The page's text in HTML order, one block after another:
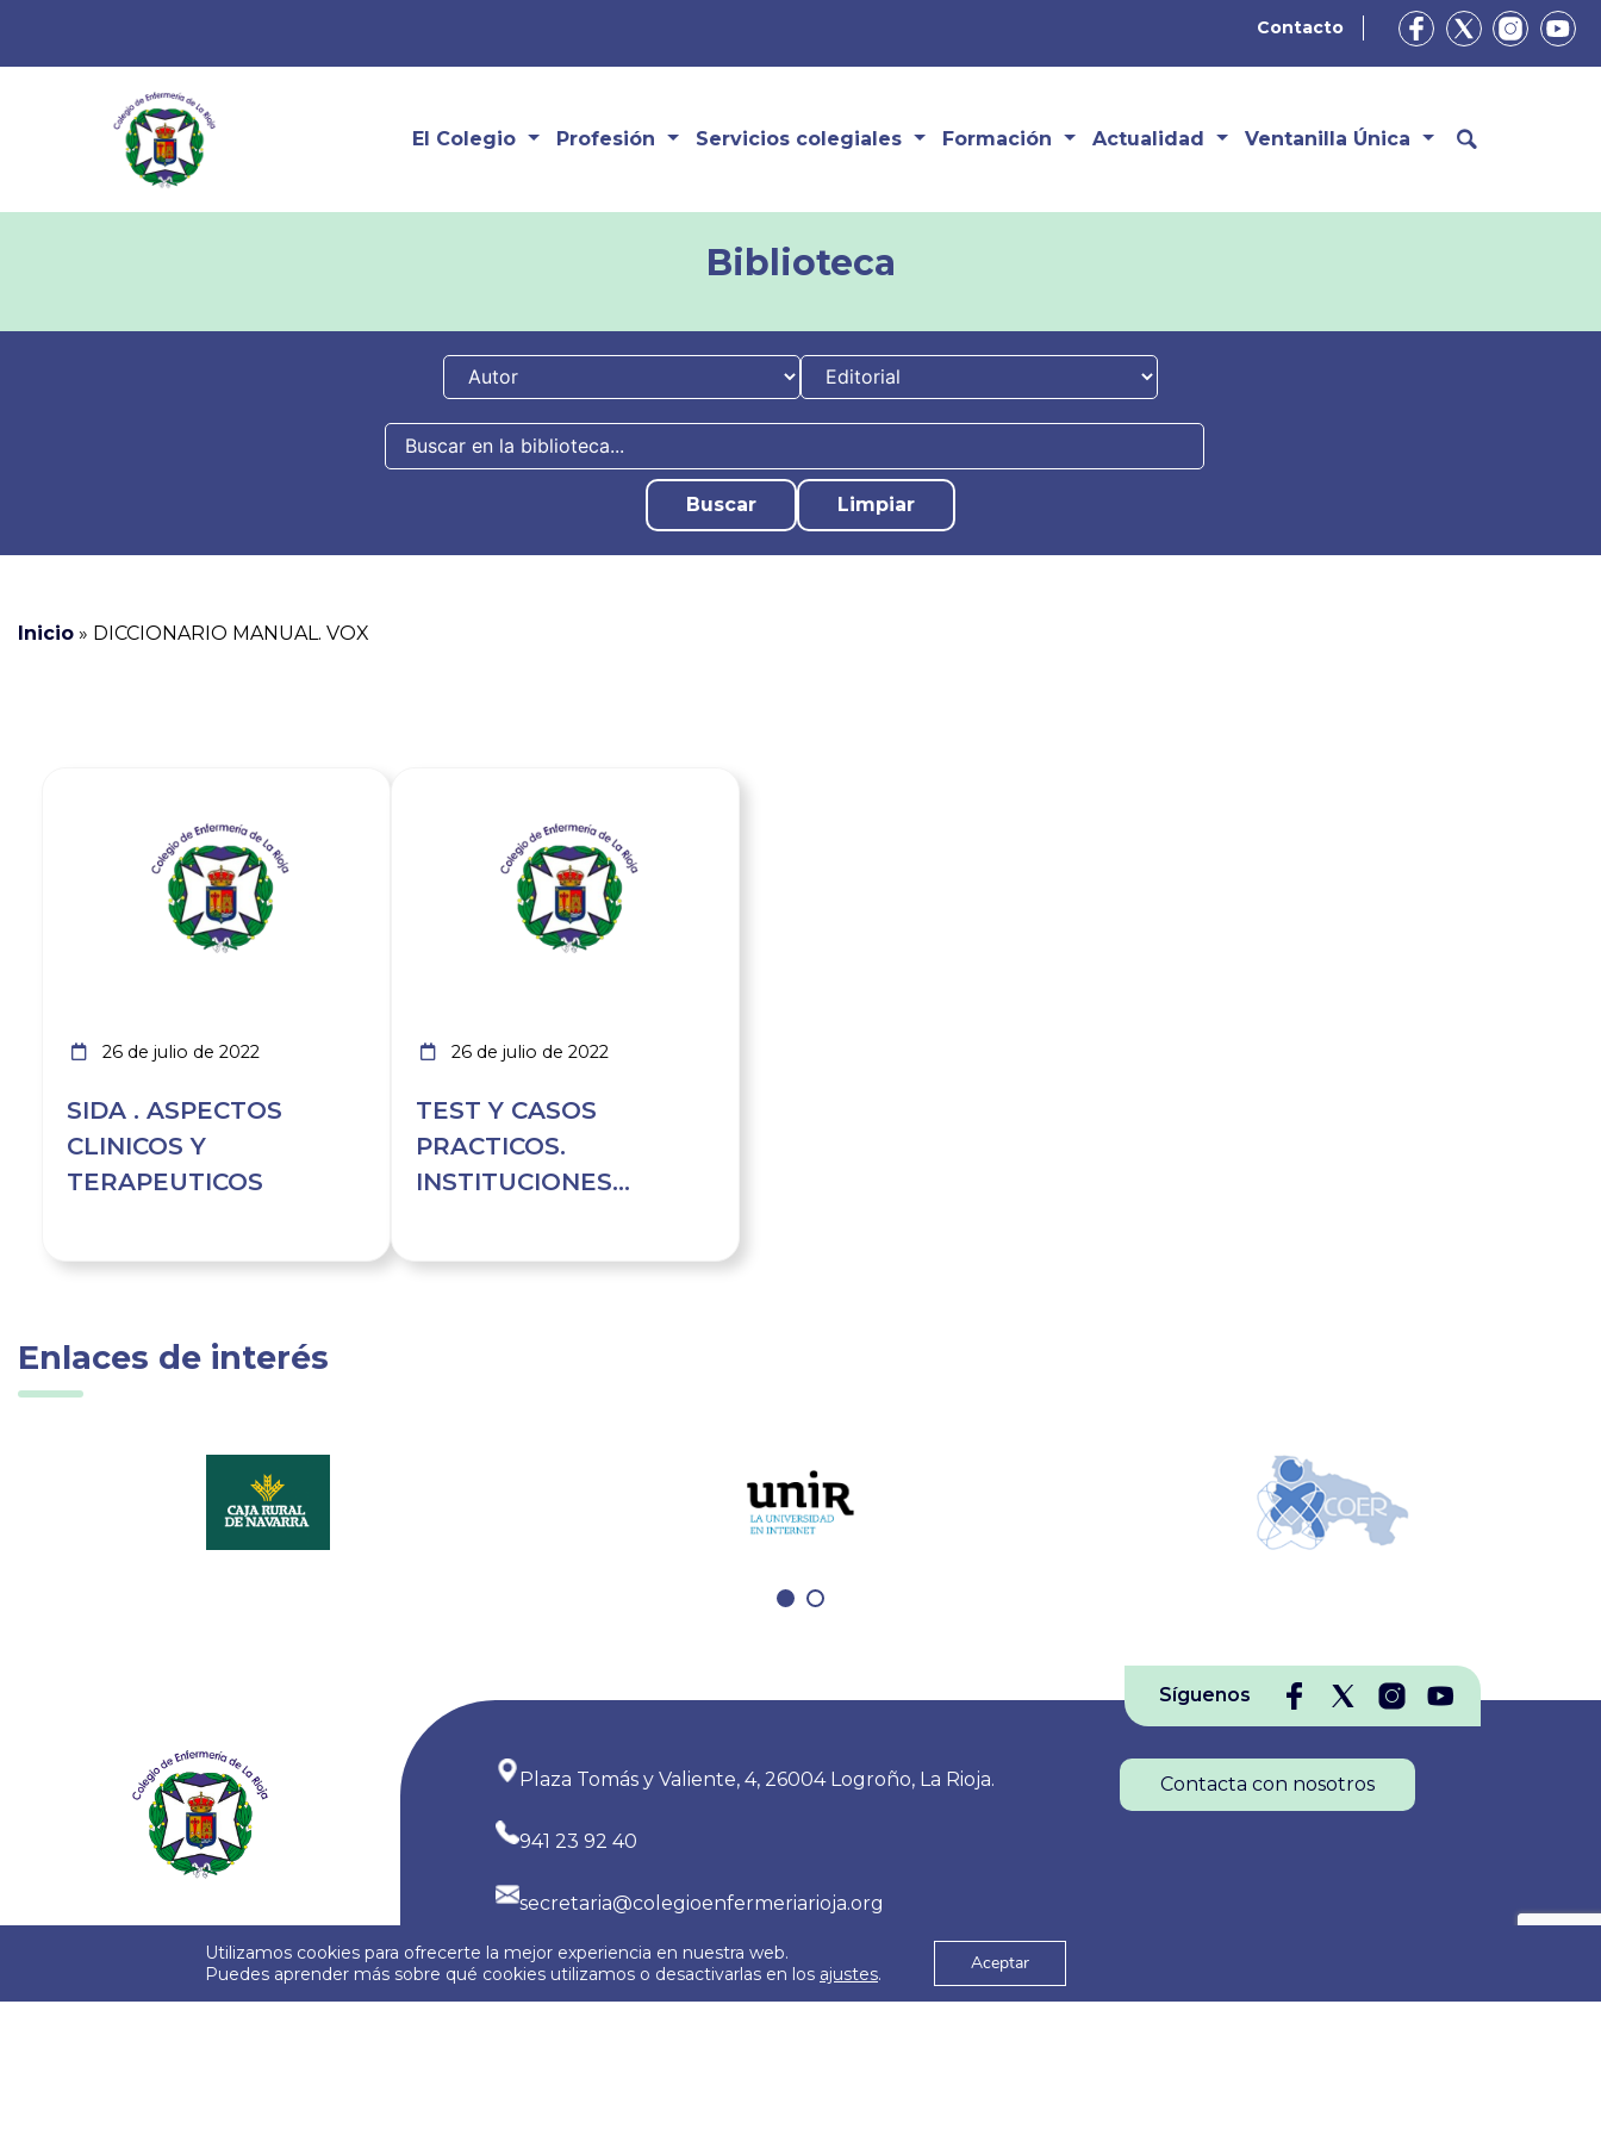
Contacto
El Colegio Profesión Servicios colegiales Formación Actualidad Ventanilla Única
Biblioteca
Buscar Limpiar
Inicio » DICCIONARIO MANUAL. VOX
26 de julio de 2022
SIDA . ASPECTOS
CLINICOS Y
TERAPEUTICOS
26 de julio de 2022
TEST Y CASOS
PRACTICOS.
INSTITUCIONES
Enlaces de interés
Síguenos
Plaza Tomás y Valiente, 4, 26004 Logroño, La Rioja.
941 23 92 40
secretaria@colegioenfermeriarioja.org
Contacta con nosotros
© 2026 Colegio Oficial de Enfermería de La Rioja
Utilizamos cookies para ofrecerte la mejor experiencia en nuestra web.
Puedes aprender más sobre qué cookies utilizamos o desactivarlas en los ajustes. Aceptar